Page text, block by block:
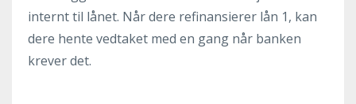
internt til lånet. Når dere refinansierer lån 1, kan
dere hente vedtaket med en gang når banken
krever det.